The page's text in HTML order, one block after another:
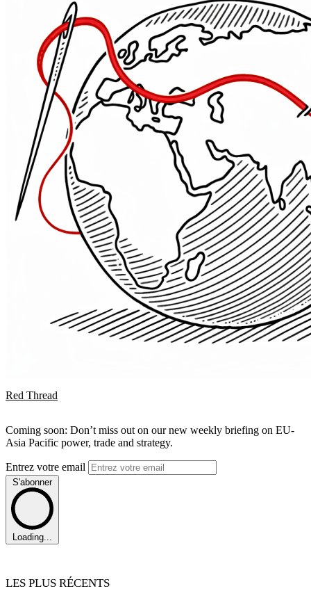
Red Thread
Coming soon: Don’t miss out on our new weekly briefing on EU-
Asia Pacific power, trade and strategy.
Entrez votre email
S'abonner
Loading...
LES PLUS RÉCENTS